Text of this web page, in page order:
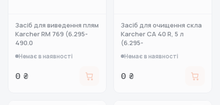
Засіб для виведення плям
Karcher RM 769 (6.295-
490.0
Немає в наявності
0 ₴
Засіб для очищення скла
Karcher CA 40 R, 5 л
(6.295-
Немає в наявності
0 ₴